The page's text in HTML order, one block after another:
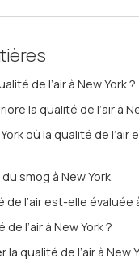
de l’air à New York ?
la qualité de l’air à
où la qualité de l’air
smog à New York
l’air est-elle évaluée
l’air à New York ?
qualité de l’air à New